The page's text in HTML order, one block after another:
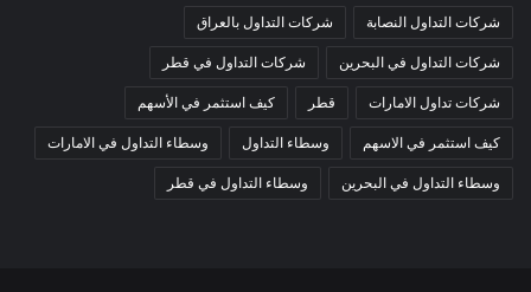
شركات التداول النصابة شركات التداول بالعراق
شركات التداول في البحرين شركات التداول في قطر
شركات تداول الامارات قطر كيف استثمر في الأسهم
كيف استثمر في الاسهم وسطاء التداول وسطاء التداول في الامارات
وسطاء التداول في البحرين وسطاء التداول في قطر